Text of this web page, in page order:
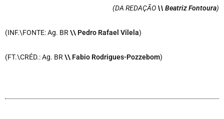
(DA REDAÇÃO \\ Beatriz Fontoura)
(INF.\FONTE: Ag. BR\\ Pedro Rafael Vilela)
(FT.\CRÉD.: Ag. BR\\ Fabio Rodrigues-Pozzebom)